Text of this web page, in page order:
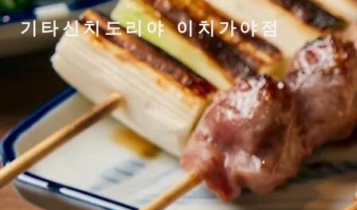
기타신치도리야 이치가야점